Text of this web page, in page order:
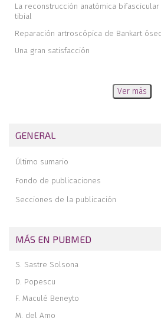
La reconstrucción anatómica
tibial
Reparación artroscópica de Bankart
Una gran satisfacción
Ver más
GENERAL
Último sumario
Fondo de publicaciones
Secciones de la publicación
MÁS EN PUBMED
S. Sastre Solsona
D. Popescu
F. Maculé Beneyto
M. del Amo